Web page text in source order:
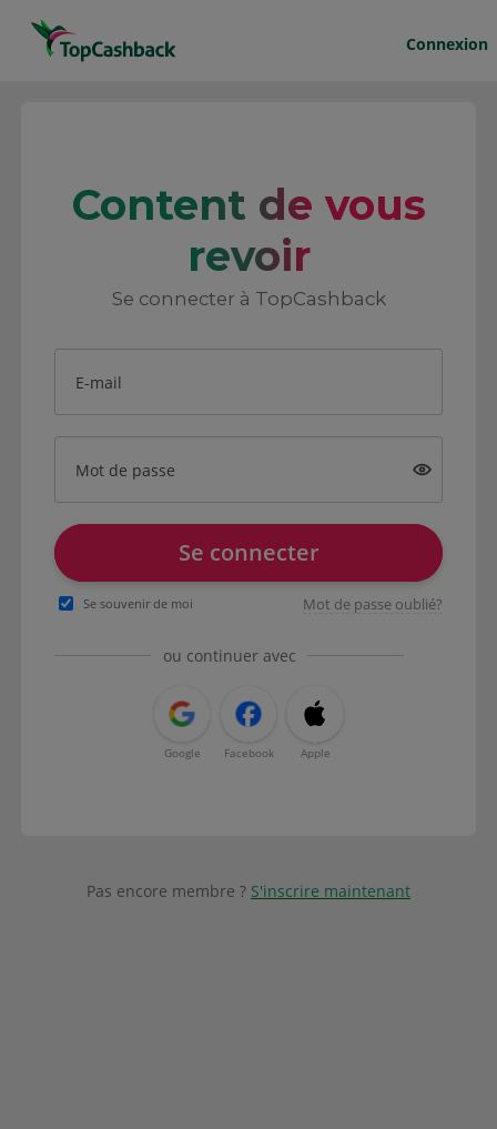
Connexion
Content de vous
revoir
Se connecter à TopCashback
E-mail
Mot de passe
Se connecter
Se souvenir de moi Mot de passe oublié?
ou continuer avec
Google Facebook Apple
Pas encore membre ? S'inscrire maintenant